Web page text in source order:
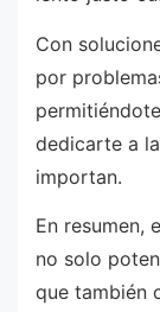
Con
por
dedicarte a
importan.
En resumen,
no solo
que también